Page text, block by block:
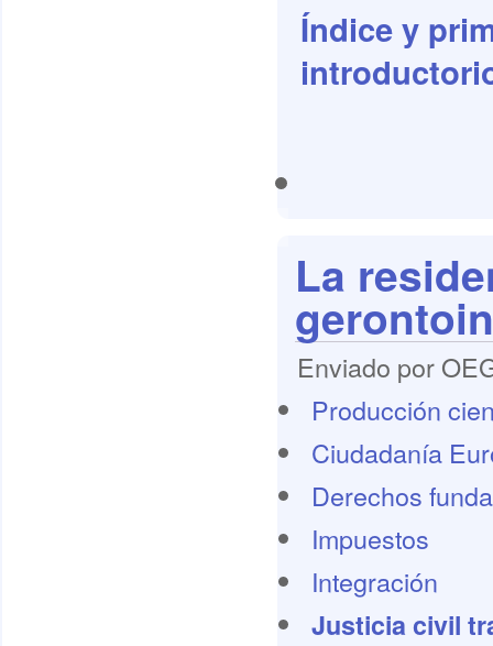
Índice y
La
Enviado por
Producción
Ciudadanía
Derechos
Impuestos
Integración
Justicia civil